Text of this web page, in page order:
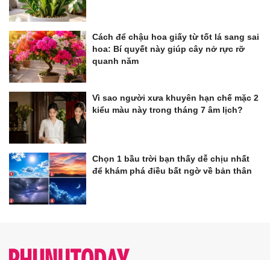
Cách để chậu hoa giấy từ tốt lá sang sai
hoa: Bí quyết này giúp cây nở rực rỡ
quanh năm
Vì sao người xưa khuyên hạn chế mặc 2
kiểu màu này trong tháng 7 âm lịch?
Chọn 1 bầu trời bạn thấy dễ chịu nhất
để khám phá điều bất ngờ về bản thân